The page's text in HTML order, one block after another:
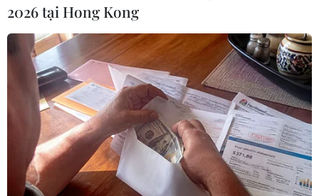
#Chicago #Hollywood
Mỹ
Theo dõi VietnamPlus
2026 tại Hong Kong